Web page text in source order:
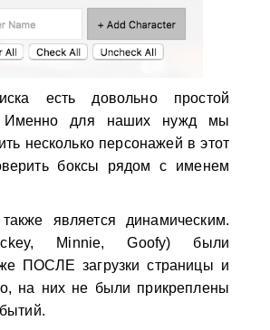
есть довольно простой
Именно для наших нужд мы
несколько персонажей в этот
боксы рядом с именем
является динамическим.
Minnie, Goofy) были
ПОСЛЕ загрузки страницы и
на них не были прикреплены